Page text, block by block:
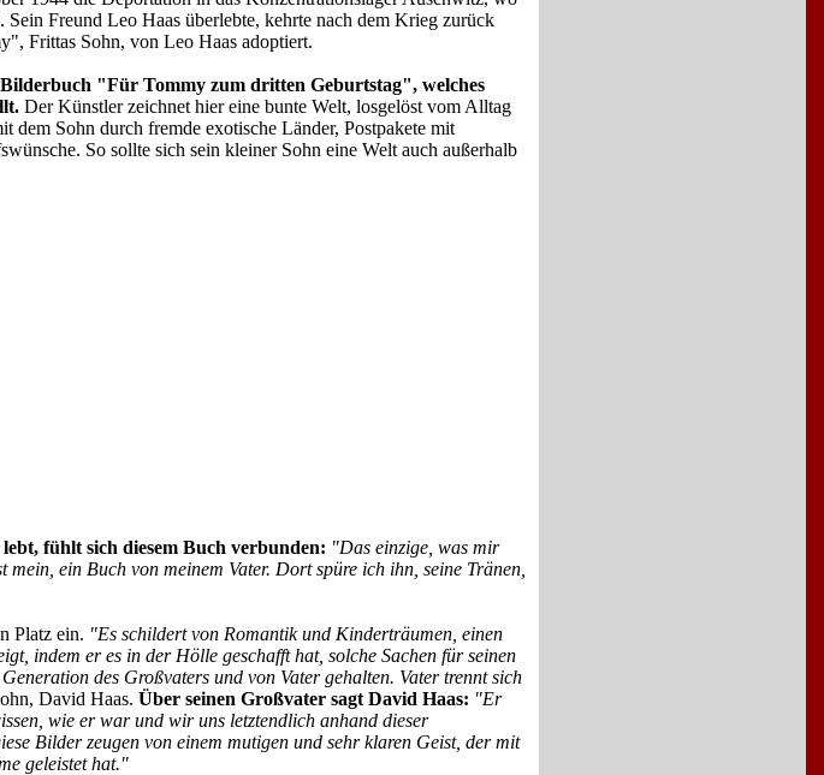
Freund Leo Haas überlebte, kehrte nach dem Krieg zurück
Frittas Sohn, von Leo Haas adoptiert.
"Für Tommy zum dritten Geburtstag", welches
Der Künstler zeichnet hier eine bunte Welt, losgelöst vom Alltag
dem Sohn durch fremde exotische Länder, Postpakete mit
So sollte sich sein kleiner Sohn eine Welt auch außerhalb
fühlt sich diesem Buch verbunden: "Das einzige, was mir
ein Buch von meinem Vater. Dort spüre ich ihn, seine Tränen,
Platz ein. "Es schildert von Romantik und Kinderträumen, einen
indem er es in der Hölle geschafft hat, solche Sachen für seinen
des Großvaters und von Vater gehalten. Vater trennt sich
David Haas. Über seinen Großvater sagt David Haas: "Er
wie er war und wir uns letztendlich anhand dieser
Bilder zeugen von einem mutigen und sehr klaren Geist, der mit
geleistet hat."